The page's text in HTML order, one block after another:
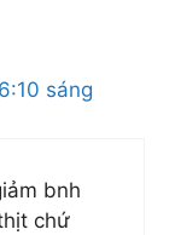
sáng
bnh
chứ